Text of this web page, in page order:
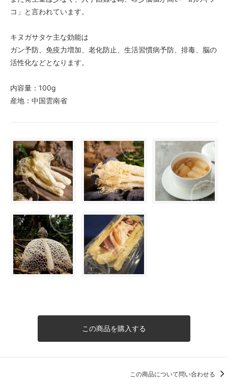
コ」と言われています。
キヌガサタケ主な効能は
ガン予防、免疫力増加、老化防止、生活習慣病予防、排毒、脳の
活性化などとなります。
内容量：100g
産地：中国雲南省
この商品を購入する
この商品について問い合わせる